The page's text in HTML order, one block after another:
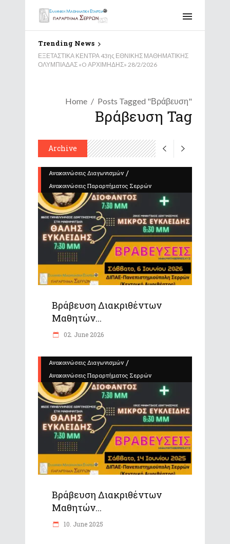
Trending News
ΕΞΕΤΑΣΤΙΚΑ ΚΕΝΤΡΑ 43ης ΕΘΝΙΚΗΣ ΜΑΘΗΜΑΤΙΚΗΣ
ΟΛΥΜΠΙΑΔΑΣ «O ΑΡΧΙΜΗΔΗΣ» 28/2/2026
Home Posts Tagged "Βράβευση"
Βράβευση Tag
Archive
Ανακοινώσεις Διαγωνισμών/
Ανακοινώσεις Παραρτήματος Σερρών
Βράβευση Διακριθέντων
Μαθητών...
02. June 2026
Ανακοινώσεις Διαγωνισμών/
Ανακοινώσεις Παραρτήματος Σερρών
Βράβευση Διακριθέντων
Μαθητών...
10. June 2025